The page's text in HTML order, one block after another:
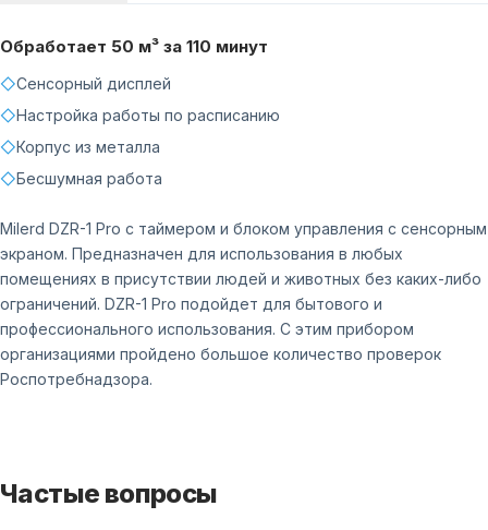
Обработает 50 м³ за 110 минут
◇Сенсорный дисплей
◇Настройка работы по расписанию
◇Корпус из металла
◇Бесшумная работа
Milerd DZR-1 Pro с таймером и блоком управления с сенсорным
экраном. Предназначен для использования в любых
помещениях в присутствии людей и животных без каких-либо
ограничений. DZR-1 Pro подойдет для бытового и
профессионального использования. С этим прибором
организациями пройдено большое количество проверок
Роспотребнадзора.
Частые вопросы